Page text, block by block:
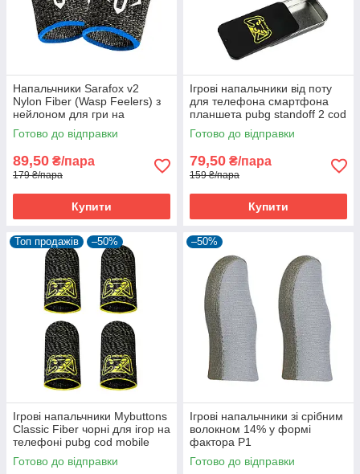
Напальчники Sarafox v2
Nylon Fiber (Wasp Feelers) з
нейлоном для гри на
смартфоні пабг pubg
Готово до відправки
89,50 ₴/пара
179 ₴/пара
Купити
Ігрові напальчники від поту
для телефона смартфона
планшета pubg standoff 2 cod
MyButtons 1 пара
Готово до відправки
79,50 ₴/пара
159 ₴/пара
Купити
Топ продажів –50%
Ігрові напальчники Mybuttons
Classic Fiber чорні для ігор на
телефоні pubg cod mobile
пубг пабг 2 пари
Готово до відправки
–50%
Ігрові напальчники зі срібним
волокном 14% у формі
фактора P1
Готово до відправки